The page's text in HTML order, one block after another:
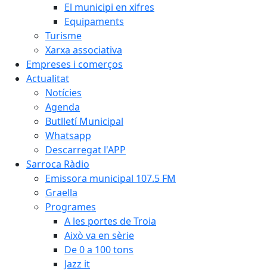
El municipi en xifres
Equipaments
Turisme
Xarxa associativa
Empreses i comerços
Actualitat
Notícies
Agenda
Butlletí Municipal
Whatsapp
Descarregat l'APP
Sarroca Ràdio
Emissora municipal 107.5 FM
Graella
Programes
A les portes de Troia
Això va en sèrie
De 0 a 100 tons
Jazz it